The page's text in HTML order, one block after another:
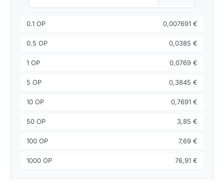
0.1 OP 0,007691 €
0.5 OP 0,0385 €
1 OP 0,0769 €
5 OP 0,3845 €
10 OP 0,7691 €
50 OP 3,85 €
100 OP 7,69 €
1000 OP 76,91 €